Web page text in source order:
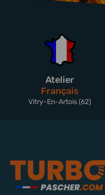
Atelier
Français
Vitry-En-Artois (62)